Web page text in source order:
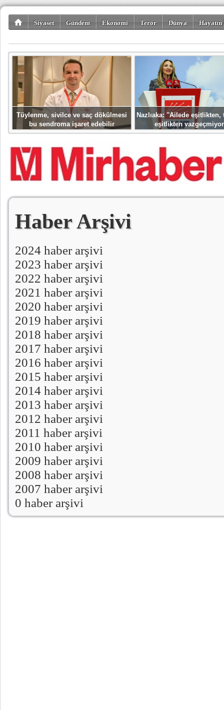
Siyaset Gündem Ekonomi Terör Dünya
Tüylenme, sivilce ve saç dökülmesi
bu sendroma işaret edebilir
Nazlıaka: ''Ailede eşitlikten,
eşitlikten
Haber Arşivi
2024 haber arşivi
2023 haber arşivi
2022 haber arşivi
2021 haber arşivi
2020 haber arşivi
2019 haber arşivi
2018 haber arşivi
2017 haber arşivi
2016 haber arşivi
2015 haber arşivi
2014 haber arşivi
2013 haber arşivi
2012 haber arşivi
2011 haber arşivi
2010 haber arşivi
2009 haber arşivi
2008 haber arşivi
2007 haber arşivi
0 haber arşivi